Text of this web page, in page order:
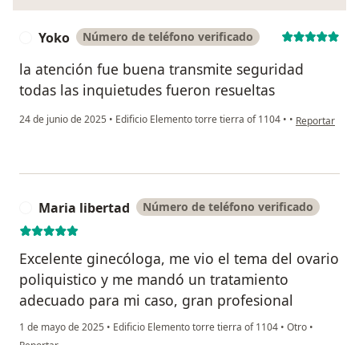
Yoko Número de teléfono verificado
la atención fue buena transmite seguridad
todas las inquietudes fueron resueltas
24 de junio de 2025 • Edificio Elemento torre tierra of 1104 • • en opinión
Reportar
Maria libertad Número de teléfono verificado
Excelente ginecóloga, me vio el tema del ovario
poliquistico y me mandó un tratamiento
adecuado para mi caso, gran profesional
1 de mayo de 2025 • Edificio Elemento torre tierra of 1104 • Otro •
en opinión del usuario Maria libertad